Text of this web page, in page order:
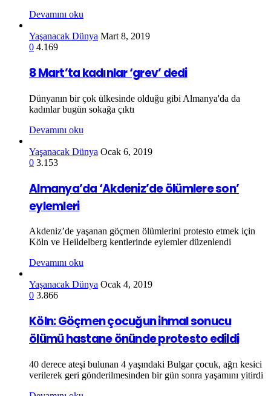
Devamını oku
Yaşanacak Dünya Mart 8, 2019
0 4.169
8 Mart’ta kadınlar ‘grev’ dedi
Dünyanın bir çok ülkesinde olduğu gibi Almanya'da da
kadınlar bugün sokağa çıktı
Devamını oku
Yaşanacak Dünya Ocak 6, 2019
0 3.153
Almanya’da ‘Akdeniz’de ölümlere son’
eylemleri
Akdeniz’de yaşanan göçmen ölümlerini protesto etmek için
Köln ve Heildelberg kentlerinde eylemler düzenlendi
Devamını oku
Yaşanacak Dünya Ocak 4, 2019
0 3.866
Köln: Göçmen çocuğun ihmal sonucu
ölümü hastane önünde protesto edildi
40 derece ateşi bulunan 4 yaşındaki Bulgar çocuk, ağrı kesici
verilerek geri gönderilmesinden bir gün sonra yaşamını yitirdi